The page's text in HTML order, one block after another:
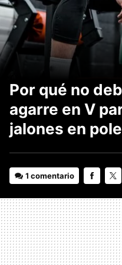
Por qué no
agarre en V
jalones en
1 comentario